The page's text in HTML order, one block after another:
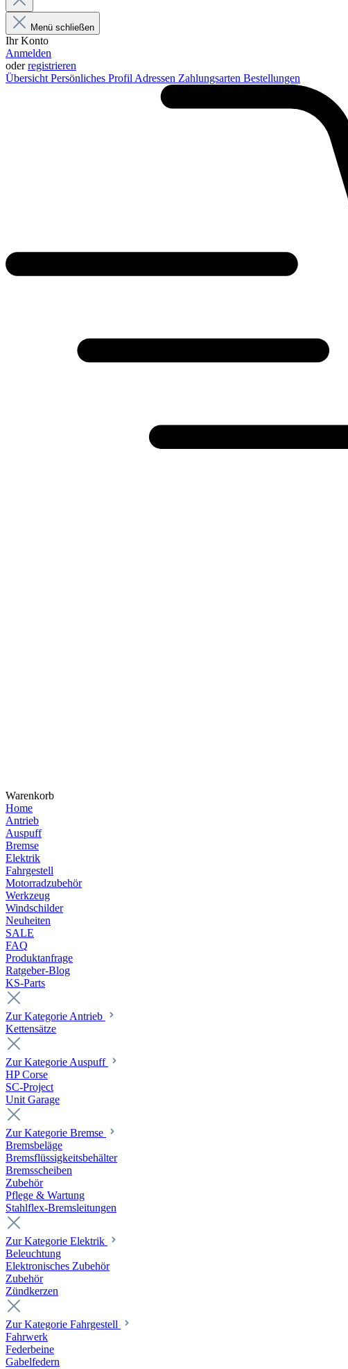
Menü schließen
Ihr Konto
Anmelden
oderregistrieren
Übersicht Persönliches Profil Adressen Zahlungsarten Bestellungen
Warenkorb
Home
Antrieb
Auspuff
Bremse
Elektrik
Fahrgestell
Motorradzubehör
Werkzeug
Windschilder
Neuheiten
SALE
FAQ
Produktanfrage
Ratgeber-Blog
KS-Parts
Zur Kategorie Antrieb
Kettensätze
Zur Kategorie Auspuff
HP Corse
SC-Project
Unit Garage
Zur Kategorie Bremse
Bremsbeläge
Bremsflüssigkeitsbehälter
Bremsscheiben
Zubehör
Pflege & Wartung
Stahlflex-Bremsleitungen
Zur Kategorie Elektrik
Beleuchtung
Elektronisches Zubehör
Zubehör
Zündkerzen
Zur Kategorie Fahrgestell
Fahrwerk
Federbeine
Gabelfedern